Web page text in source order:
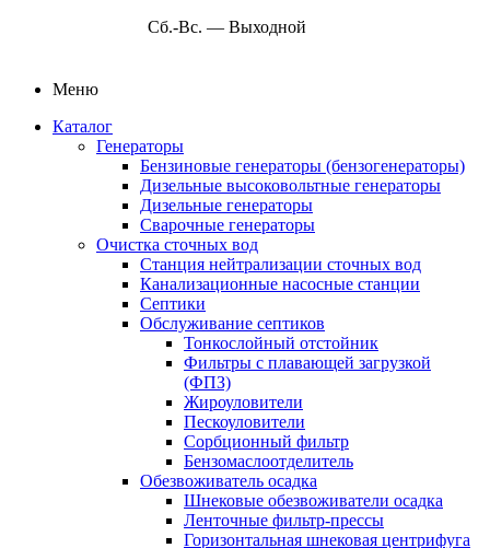
Сб.-Вс. — Выходной
Меню
Каталог
Генераторы
Бензиновые генераторы (бензогенераторы)
Дизельные высоковольтные генераторы
Дизельные генераторы
Сварочные генераторы
Очистка сточных вод
Станция нейтрализации сточных вод
Канализационные насосные станции
Септики
Обслуживание септиков
Тонкослойный отстойник
Фильтры с плавающей загрузкой
(ФПЗ)
Жироуловители
Пескоуловители
Сорбционный фильтр
Бензомаслоотделитель
Обезвоживатель осадка
Шнековые обезвоживатели осадка
Ленточные фильтр-прессы
Горизонтальная шнековая центрифуга